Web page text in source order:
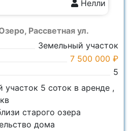
Рассветная ул.
Земельный участок
7 500 000 ₽
5
Нелли
5 соток в аренде ,
старого озера
дома